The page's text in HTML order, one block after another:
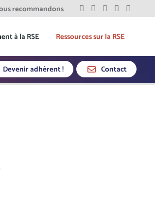
recommandons
à la RSE Ressources sur la RSE
Devenir adhérent ! Contact